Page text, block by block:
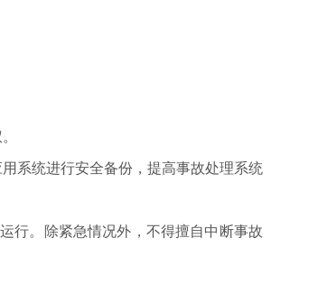
系统进行安全备份，提高事故处理系统
行。除紧急情况外，不得擅自中断事故